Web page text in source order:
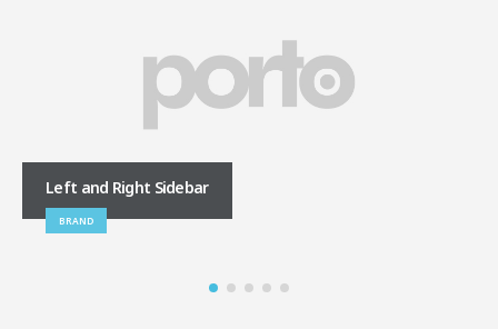
and Right Sidebar